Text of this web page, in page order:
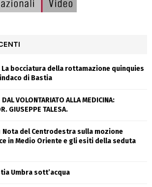
La bocciatura della rottamazione quinquies
di Bastia
DAL VOLONTARIATO ALLA MEDICINA:
GIUSEPPE TALESA.
Nota del Centrodestra sulla mozione
in Medio Oriente e gli esiti della seduta
Umbra sott’acqua